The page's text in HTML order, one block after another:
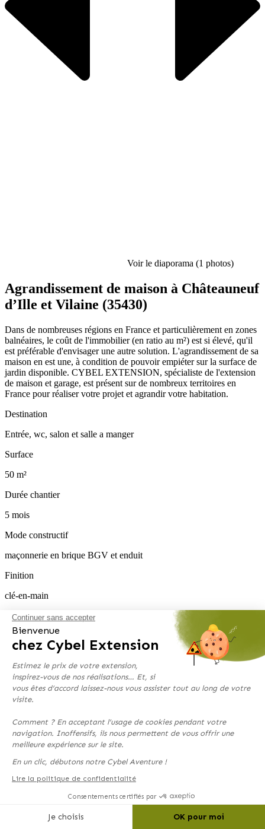
Voir le diaporama (1 photos)
Agrandissement de maison à Châteauneuf
d’Ille et Vilaine (35430)
Dans de nombreuses régions en France et particulièrement en zones
balnéaires, le coût de l'immobilier (en ratio au m²) est si élevé, qu'il
est préférable d'envisager une autre solution. L'agrandissement de sa
maison en est une, à condition de pouvoir empiéter sur la surface de
jardin disponible. CYBEL EXTENSION, spécialiste de l'extension
de maison et garage, est présent sur de nombreux territoires en
France pour réaliser votre projet et agrandir votre habitation.
Destination
Entrée, wc, salon et salle a manger
Surface
50 m²
Durée chantier
5 mois
Mode constructif
maçonnerie en brique BGV et enduit
Finition
clé-en-main
Lieu des travaux
Châteauneuf d’Ille et Vilaine (35430)
35 – AGENCE Saint Malo – Dinard
Continuer sans accepter
Bienvenue
chez Cybel Extension
Estimez le prix de votre extension,
inspirez-vous de nos réalisations… Et, si
vous êtes d’accord laissez-nous vous assister tout au long de votre
visite.
Comment ? En acceptant l’usage de cookies pendant votre
navigation. Inoffensifs, ils nous permettent de vous offrir une
meilleure expérience sur le site.
En un clic, débutons notre Cybel Aventure !
Lire la politique de confidentialité
Consentements certifiés par
Je choisis OK pour moi